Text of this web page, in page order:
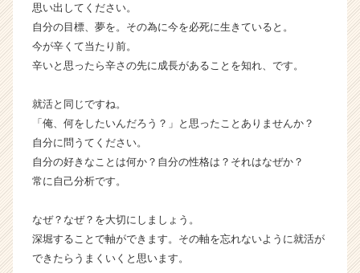
（C
e
a
r
e
思い出してください。
自分の目標、夢を。その為に今を必死に生きていると。
今が辛くて当たり前。
辛いと思ったら辛さの先に成長があることを知れ、です。
就活と同じですね。
「俺、何をしたいんだろう？」と思ったことありませんか？
自分に問うてください。
自分の好きなことは何か？自分の性格は？それはなぜか？
常に自己分析です。
なぜ？なぜ？を大切にしましょう。
深堀することで軸ができます。その軸を忘れないように就活が
できたらうまくいくと思います。